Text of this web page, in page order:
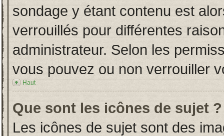
sondage y étant contenu est
verrouillés pour différentes
administrateur. Selon les
vous pouvez ou non verrouiller
Haut
Que sont les icônes de sujet ?
Les icônes de sujet sont des